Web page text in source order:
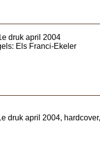
druk april 2004
Els Franci-Ekeler
druk april 2004,